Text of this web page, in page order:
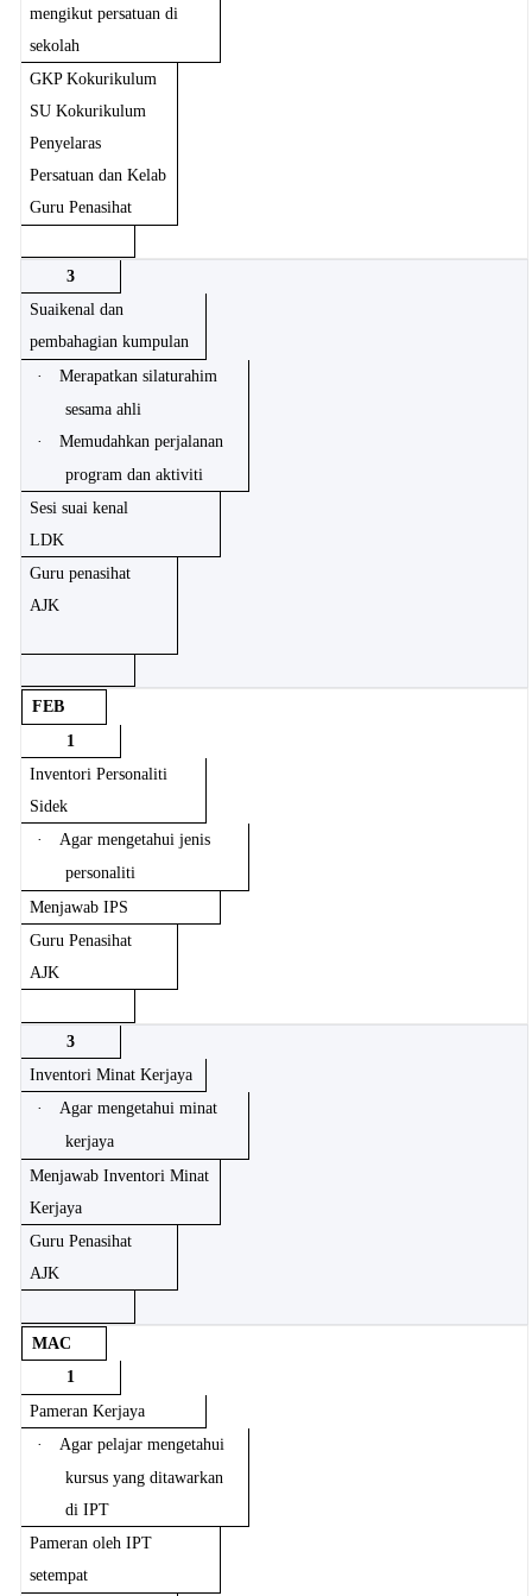
mengikut persatuan di
sekolah
GKP Kokurikulum
SU Kokurikulum
Penyelaras
Persatuan dan Kelab
Guru Penasihat
3
Suaikenal dan
pembahagian kumpulan
·
Merapatkan silaturahim
sesama ahli
·
Memudahkan perjalanan
program dan aktiviti
Sesi suai kenal
LDK
Guru penasihat
AJK
FEB
1
Inventori Personaliti
Sidek
·
Agar mengetahui jenis
personaliti
Menjawab IPS
Guru Penasihat
AJK
3
Inventori Minat Kerjaya
·
Agar mengetahui minat
kerjaya
Menjawab Inventori Minat
Kerjaya
Guru Penasihat
AJK
MAC
1
Pameran Kerjaya
·
Agar pelajar mengetahui
kursus yang ditawarkan
di IPT
Pameran oleh IPT
setempat